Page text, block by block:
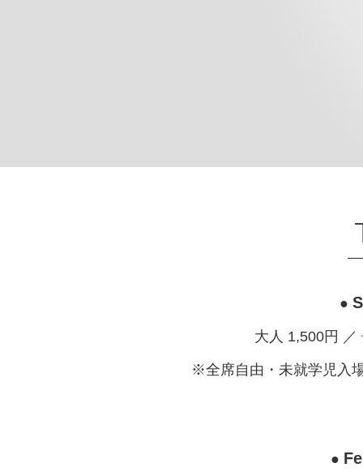
●
大人 1,500円 ／
※全席自由・未就学児入
●